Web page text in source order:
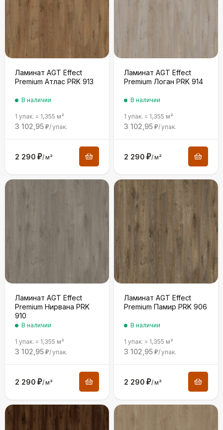
Ламинат AGT Effect
Premium Атлас PRK 913
В наличии
1 упак. = 1,355 м²
3 102,95 ₽/упак.
2 290 ₽/м²
Ламинат AGT Effect
Premium Логан PRK 914
В наличии
1 упак. = 1,355 м²
3 102,95 ₽/упак.
2 290 ₽/м²
Ламинат AGT Effect
Premium Нирвана PRK
910
В наличии
1 упак. = 1,355 м²
3 102,95 ₽/упак.
2 290 ₽/м²
Ламинат AGT Effect
Premium Памир PRK 906
В наличии
1 упак. = 1,355 м²
3 102,95 ₽/упак.
2 290 ₽/м²